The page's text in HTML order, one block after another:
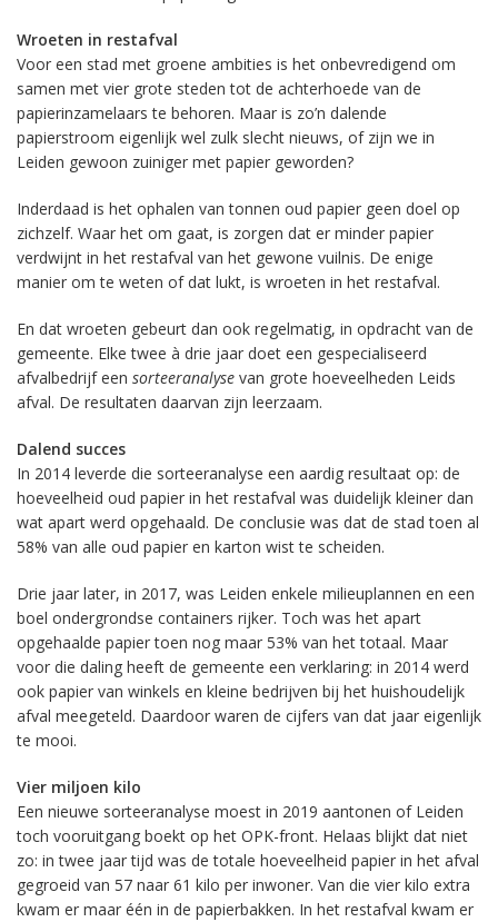
Wroeten in restafval
Voor een stad met groene ambities is het onbevredigend om
samen met vier grote steden tot de achterhoede van de
papierinzamelaars te behoren. Maar is zo’n dalende
papierstroom eigenlijk wel zulk slecht nieuws, of zijn we in
Leiden gewoon zuiniger met papier geworden?
Inderdaad is het ophalen van tonnen oud papier geen doel op
zichzelf. Waar het om gaat, is zorgen dat er minder papier
verdwijnt in het restafval van het gewone vuilnis. De enige
manier om te weten of dat lukt, is wroeten in het restafval.
En dat wroeten gebeurt dan ook regelmatig, in opdracht van de
gemeente. Elke twee à drie jaar doet een gespecialiseerd
afvalbedrijf een sorteeranalyse van grote hoeveelheden Leids
afval. De resultaten daarvan zijn leerzaam.
Dalend succes
In 2014 leverde die sorteeranalyse een aardig resultaat op: de
hoeveelheid oud papier in het restafval was duidelijk kleiner dan
wat apart werd opgehaald. De conclusie was dat de stad toen al
58% van alle oud papier en karton wist te scheiden.
Drie jaar later, in 2017, was Leiden enkele milieuplannen en een
boel ondergrondse containers rijker. Toch was het apart
opgehaalde papier toen nog maar 53% van het totaal. Maar
voor die daling heeft de gemeente een verklaring: in 2014 werd
ook papier van winkels en kleine bedrijven bij het huishoudelijk
afval meegeteld. Daardoor waren de cijfers van dat jaar eigenlijk
te mooi.
Vier miljoen kilo
Een nieuwe sorteeranalyse moest in 2019 aantonen of Leiden
toch vooruitgang boekt op het OPK-front. Helaas blijkt dat niet
zo: in twee jaar tijd was de totale hoeveelheid papier in het afval
gegroeid van 57 naar 61 kilo per inwoner. Van die vier kilo extra
kwam er maar één in de papierbakken. In het restafval kwam er